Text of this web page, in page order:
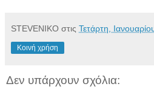
STEVENIKO στις Τετάρτη,
Κοινή χρήση
Δεν υπάρχουν σχόλια: